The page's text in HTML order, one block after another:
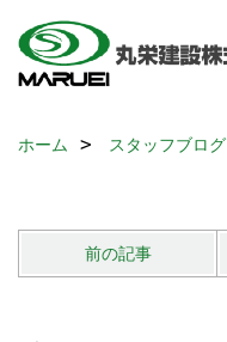
ホーム スタッフブログ
前の記事